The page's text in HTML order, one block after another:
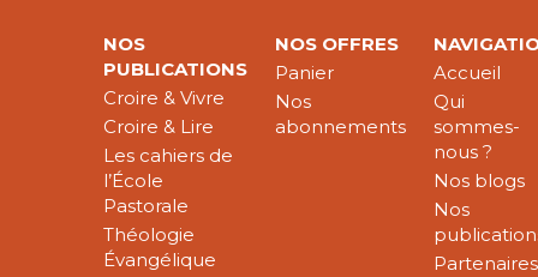
NOS
PUBLICATIONS
Croire & Vivre
Croire & Lire
Les cahiers de
l’École
Pastorale
Théologie
Évangélique
NOS OFFRES
Panier
Nos
abonnements
Accueil
Qui
sommes-
nous ?
Nos blogs
Nos
Partenaires